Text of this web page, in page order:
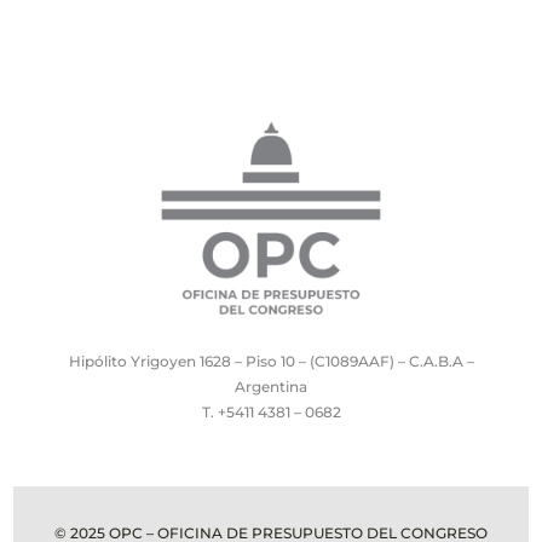
Hipólito Yrigoyen 1628 – Piso 10 – (C1089AAF) – C.A.B.A –
Argentina
T. +5411 4381 – 0682
© 2025 OPC – OFICINA DE PRESUPUESTO DEL CONGRESO